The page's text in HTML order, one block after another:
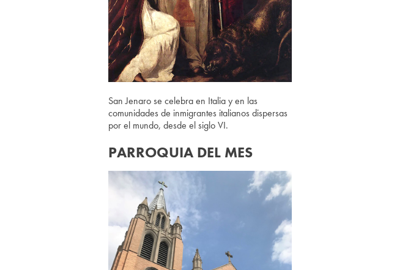
San Jenaro se celebra en Italia y en las
comunidades de inmigrantes italianos dispersas
por el mundo, desde el siglo VI.
PARROQUIA DEL MES